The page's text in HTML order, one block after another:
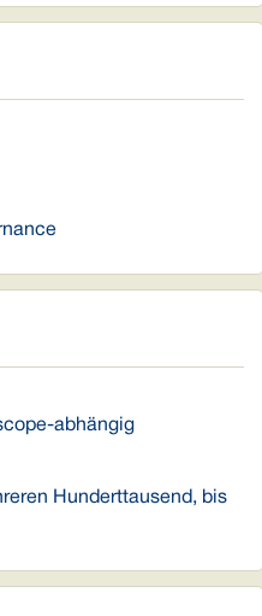
abhängig
Hunderttausend, bis